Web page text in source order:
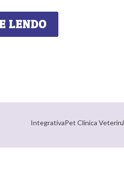
LENDO
IntegrativaPet Clínica